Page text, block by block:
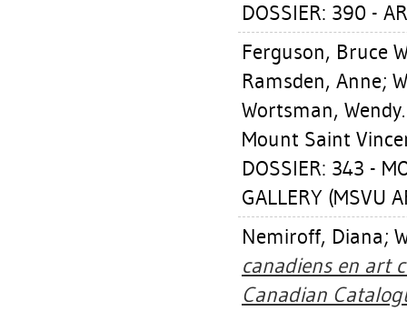
DOSSIER: 390 -
Ferguson, Bruce
Ramsden, Anne;
Wortsman, Wendy
Mount Saint
DOSSIER: 343 -
GALLERY (MSVU
Nemiroff, Diana;
canadiens en art
Canadian